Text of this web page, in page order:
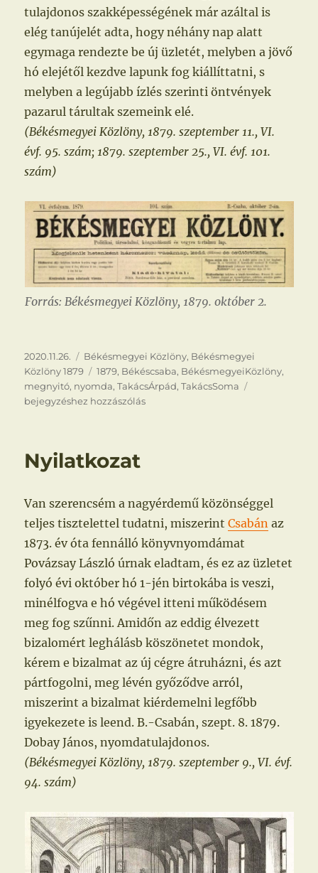
tulajdonos szakképességének már azáltal is
elég tanújelét adta, hogy néhány nap alatt
egymaga rendezte be új üzletét, melyben a jövő
hó elejétől kezdve lapunk fog kiállíttatni, s
melyben a legújabb ízlés szerinti öntvények
pazarul tárultak szemeink elé.
(Békésmegyei Közlöny, 1879. szeptember 11., VI.
évf. 95. szám; 1879. szeptember 25., VI. évf. 101.
szám)
Forrás: Békésmegyei Közlöny, 1879. október 2.
Közzétéve
2020.11.26. Kategória
Békésmegyei Közlöny, Békésmegyei
Közlöny 1879
Címke
1879, Békéscsaba, BékésmegyeiKözlöny,
megnyitó, nyomda,TakácsÁrpád,TakácsSoma
bejegyzéshez hozzászólás
Nyilatkozat
Van szerencsém a nagyérdemű közönséggel
teljes tisztelettel tudatni, miszerintCsabán az
1873. év óta fennálló könyvnyomdámat
Povázsay László úrnak eladtam, és ez az üzletet
folyó évi október hó 1-jén birtokába is veszi,
minélfogva e hó végével itteni működésem
meg fog szűnni. Amidőn az eddig élvezett
bizalomért leghálásb köszönetet mondok,
kérem e bizalmat az új cégre átruházni, és azt
pártfogolni, meg lévén győződve arról,
miszerint a bizalmat kiérdemelni legfőbb
igyekezete is leend. B.-Csabán, szept. 8. 1879.
Dobay János, nyomdatulajdonos.
(Békésmegyei Közlöny, 1879. szeptember 9., VI. évf.
94. szám)